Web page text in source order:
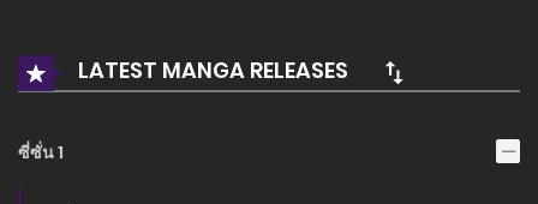
LATEST MANGA RELEASES
ซี่ซั่น 1